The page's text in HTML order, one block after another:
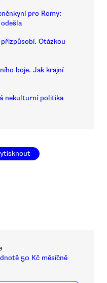
pro Romy:
Otázkou
boje. Jak krajní
nekulturní politika
50 Kč měsíčně